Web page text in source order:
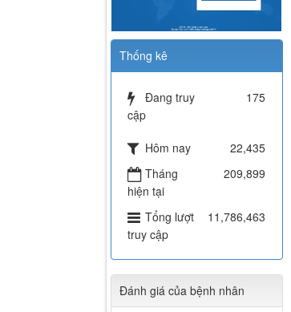
Thống kê
Đang truy
cập
175
Hôm nay
22,435
Tháng
hiện tại
209,899
Tổng lượt
truy cập
11,786,463
Đánh giá của bệnh nhân